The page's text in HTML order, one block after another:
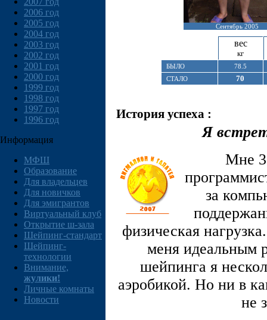
2006 год
2005 год
2004 год
2003 год
2002 год
2001 год
2000 год
1999 год
1998 год
1997 год
1996 год
Информация
МФШ
Образование
Для владельцев
Для новичков
Для эмигрантов
Виртуальный клуб
Открытие ш-зала
Шейпинг-стандарт
Шейпинг-
технологии
Внимание,
жулики!
Личные комнаты
Новости
Сентябрь 2005
вес
кг
БЫЛО
78.5
СТАЛО
70
История успеха :
Я
Мне
за
физическая
меня идеальным
шейпинга я
аэробикой. Но ни в
не